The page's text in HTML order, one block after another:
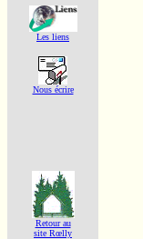
Les liens
Nous écrire
Retour au
site Rœlly